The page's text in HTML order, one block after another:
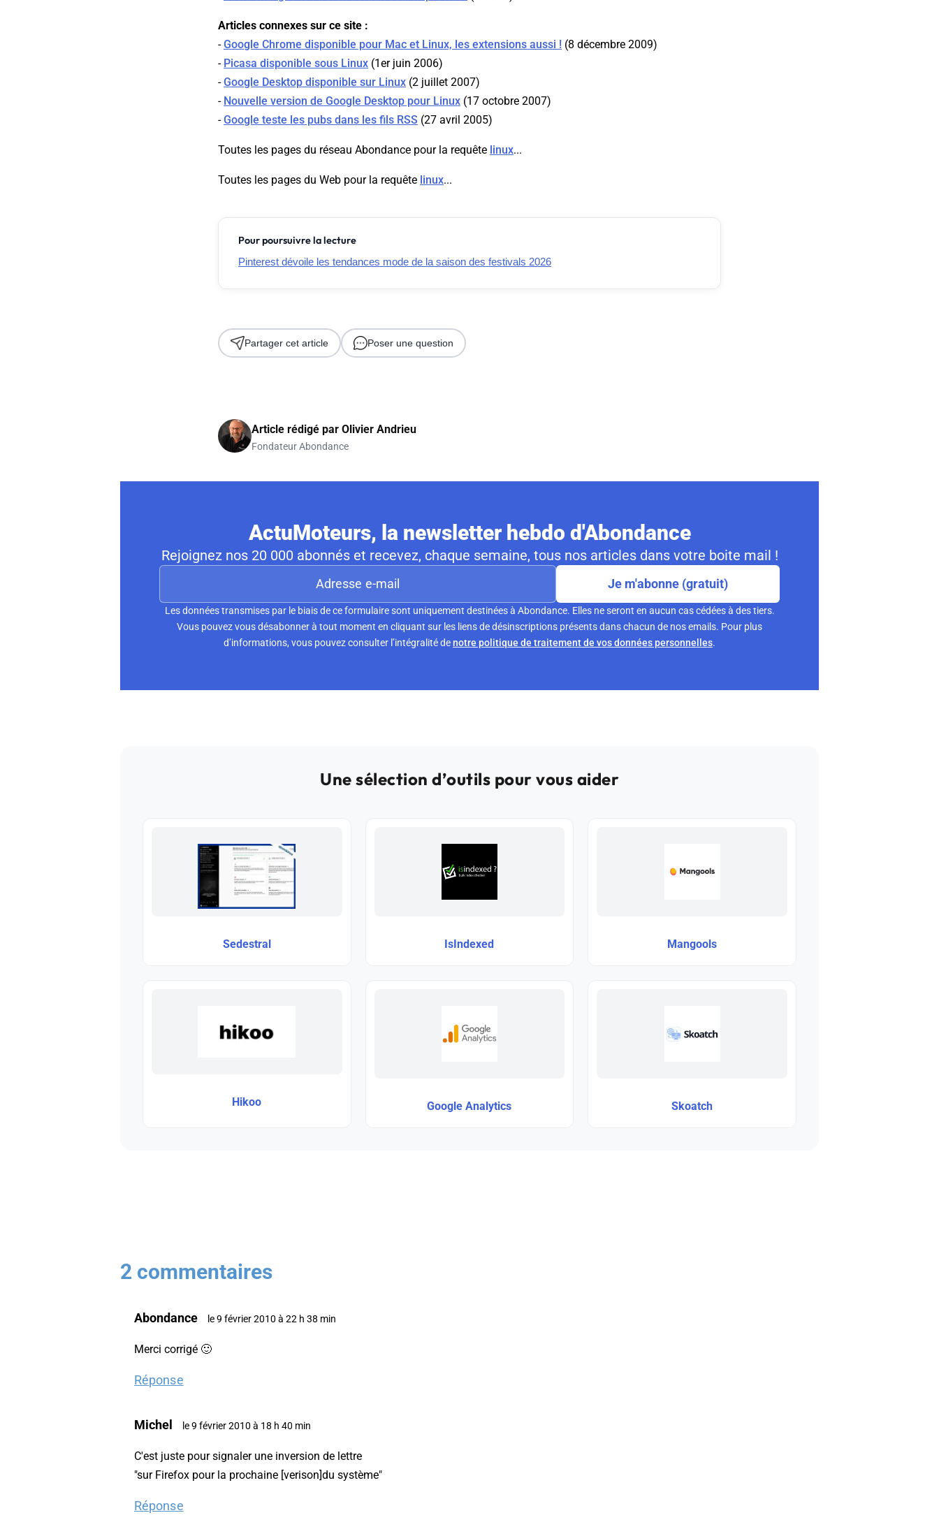
Articles connexes sur ce site :
-Google Chrome disponible pour Mac et Linux, les extensions aussi ! (8 décembre 2009)
- Picasa disponible sous Linux (1er juin 2006)
-Google Desktop disponible sur Linux (2 juillet 2007)
- Nouvelle version de Google Desktop pour Linux (17 octobre 2007)
-Google teste les pubs dans les fils RSS (27 avril 2005)
Toutes les pages du réseau Abondance pour la requête linux...
Toutes les pages du Web pour la requête linux...
Pour poursuivre la lecture
Pinterest dévoile les tendances mode de la saison des festivals 2026
Partager cet article Poser une question
Article rédigé par Olivier Andrieu
Fondateur Abondance
ActuMoteurs, la newsletter hebdo d'Abondance
Rejoignez nos 20 000 abonnés et recevez, chaque semaine, tous nos articles dans votre boite mail !
Je m'abonne (gratuit)
Les données transmises par le biais de ce formulaire sont uniquement destinées à Abondance. Elles ne seront en aucun cas cédées à des tiers.
Vous pouvez vous désabonner à tout moment en cliquant sur les liens de désinscriptions présents dans chacun de nos emails. Pour plus
d’informations, vous pouvez consulter l’intégralité denotre politique de traitement de vos données personnelles.
Une sélection d’outils pour vous aider
Sedestral IsIndexed Mangools
Hikoo Google Analytics Skoatch
2 commentaires
Abondance le 9 février 2010 à 22 h 38 min
Merci corrigé 🙂
Réponse
Michel le 9 février 2010 à 18 h 40 min
C'est juste pour signaler une inversion de lettre
"sur Firefox pour la prochaine [verison]du système"
Réponse